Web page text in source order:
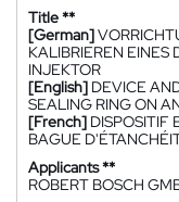
Title **
[German]
KALIBRIEREN EINES
INJEKTOR
[English] DEVICE
SEALING RING ON
[French] DISPOSITIF
BAGUE
Applicants **
ROBERT BOSCH